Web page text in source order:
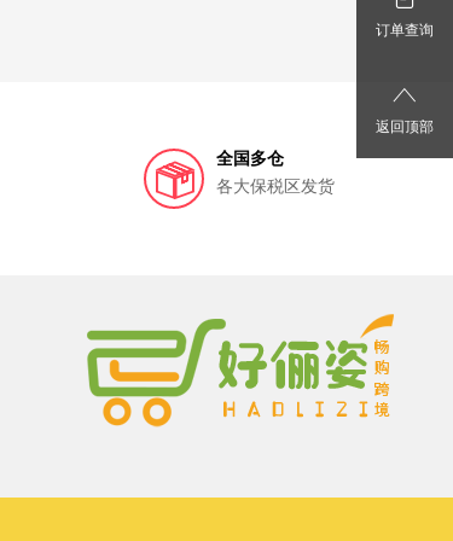
全国多仓
各大保税区发货
订单查询
返回顶部